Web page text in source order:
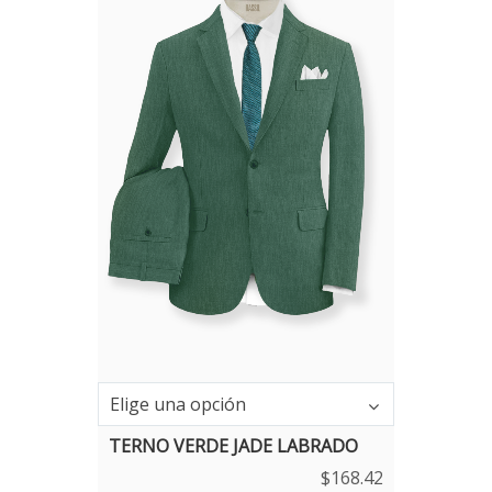
Elige una opción
TERNO VERDE JADE LABRADO
$168.42